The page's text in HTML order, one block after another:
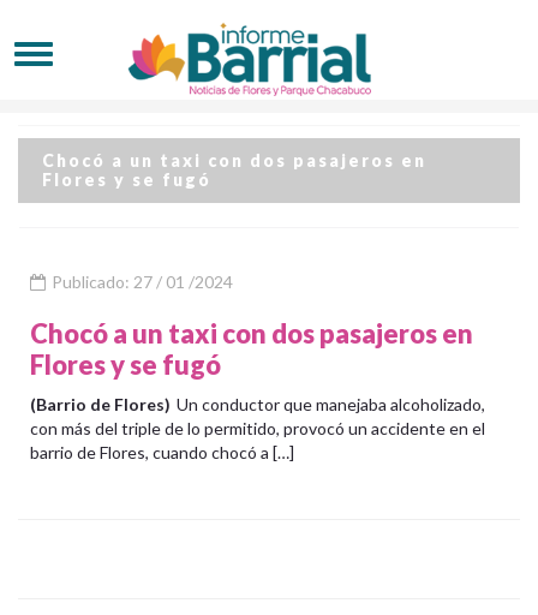
Chocó a un taxi con dos pasajeros en
Flores y se fugó
Publicado: 27 / 01 /2024
Chocó a un taxi con dos pasajeros en
Flores y se fugó
(Barrio de Flores) Un conductor que manejaba alcoholizado,
con más del triple de lo permitido, provocó un accidente en el
barrio de Flores, cuando chocó a […]